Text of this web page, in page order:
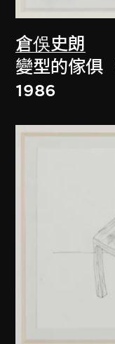
倉俁史朗
變型的傢俱
1986